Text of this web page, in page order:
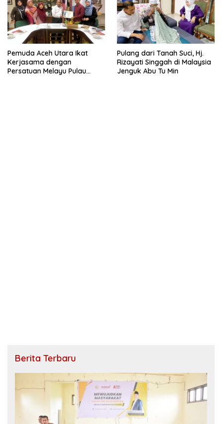
Pemuda Aceh Utara Ikat
Kerjasama dengan
Persatuan Melayu Pulau
Pulang dari Tanah Suci, Hj.
Rizayati Singgah di Malaysia
Jenguk Abu Tu Min
Berita Terbaru